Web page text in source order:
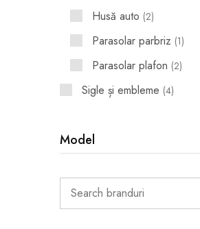
Suport telefon și tabletă
Idei de cadouri
Husă auto 2
Parasolar parbriz 1
Parasolar plafon 2
Sigle și embleme 4
Model